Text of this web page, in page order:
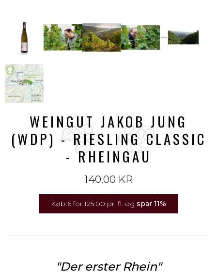
WEINGUT JAKOB JUNG
(WDP) - RIESLING CLASSIC
- RHEINGAU
140,00 KR
Køb 6 for 125.00 pr. fl. og spar 11%
"Der erster Rhein"